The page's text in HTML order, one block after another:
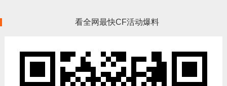
看全网最快CF活动爆料